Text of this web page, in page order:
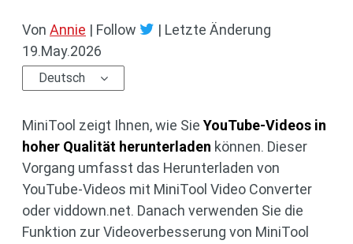
Von Annie | Follow | Letzte Änderung
19.May.2026
Deutsch
MiniTool zeigt Ihnen, wie Sie YouTube-Videos in
hoher Qualität herunterladen können. Dieser
Vorgang umfasst das Herunterladen von
YouTube-Videos mit MiniTool Video Converter
oder viddown.net. Danach verwenden Sie die
Funktion zur Videoverbesserung von MiniTool